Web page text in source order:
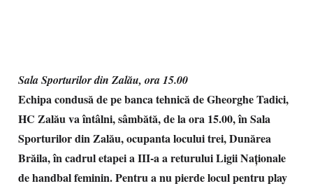
Sala Sporturilor din Zalău, ora 15.00
Echipa condusă de pe banca tehnică de Gheorghe Tadici,
HC Zalău va întâlni, sâmbătă, de la ora 15.00, în Sala
Sporturilor din Zalău, ocupanta locului trei, Dunărea
Brăila, în cadrul etapei a III-a a returului Ligii Naționale
de handbal feminin. Pentru a nu pierde locul pentru play